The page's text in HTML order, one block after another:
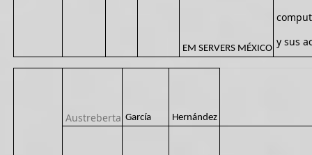
EM SERVERS MÉXICO
y sus
Austreberta García Hernández